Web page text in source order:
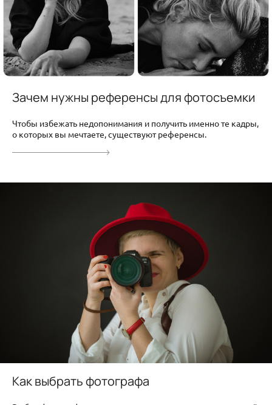
Зачем нужны референсы для фотосъемки
Чтобы избежать недопонимания и получить именно те кадры,
о которых вы мечтаете, существуют референсы.
Как выбрать фотографа